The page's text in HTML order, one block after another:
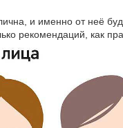
и именно от неё
рекомендаций, как